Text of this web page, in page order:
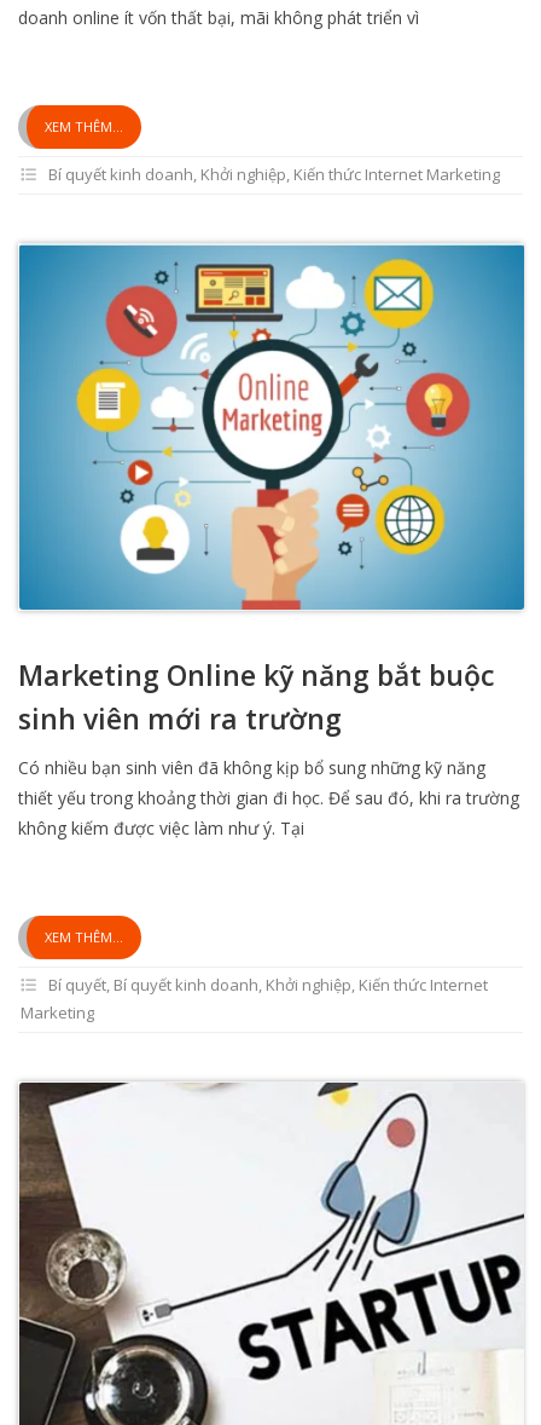
doanh online ít vốn thất bại, mãi không phát triển vì
XEM THÊM...
Bí quyết kinh doanh, Khởi nghiệp, Kiến thức Internet Marketing
Marketing Online kỹ năng bắt buộc
sinh viên mới ra trường
Có nhiều bạn sinh viên đã không kịp bổ sung những kỹ năng
thiết yếu trong khoảng thời gian đi học. Để sau đó, khi ra trường
không kiếm được việc làm như ý. Tại
XEM THÊM...
Bí quyết, Bí quyết kinh doanh, Khởi nghiệp, Kiến thức Internet
Marketing